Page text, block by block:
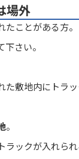
場外
たことがある方。
さい。
た敷地内にトラッ
。
ラックが入れら